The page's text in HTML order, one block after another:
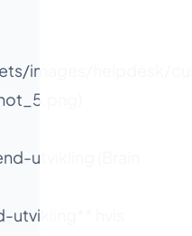
images/helpdesk/
utvikling (Brain
utvikling** hvis